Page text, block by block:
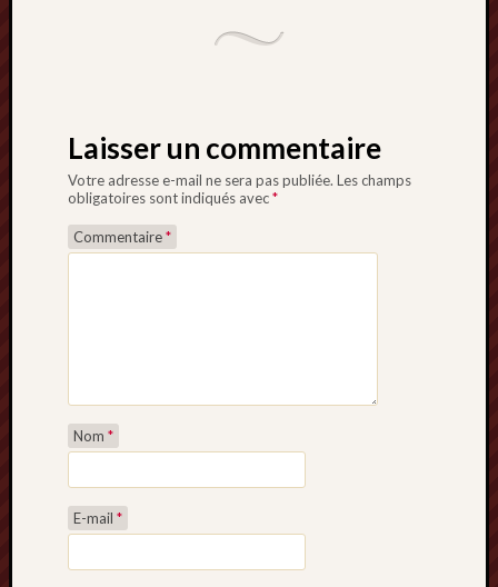
Laisser un commentaire
Votre adresse e-mail ne sera pas publiée. Les champs
obligatoires sont indiqués avec*
Commentaire*
Nom *
E-mail *